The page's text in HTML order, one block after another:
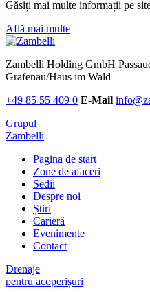
Găsiți mai multe informații pe
Află mai multe
Zambelli Holding GmbH
Grafenau/Haus im Wald
+49 85 55 409 0 E-Mail
Grupul
Zambelli
Pagina de start
Zone de afaceri
Sedii
Despre noi
Știri
Carieră
Evenimente
Contact
Drenaje
pentru acoperișuri